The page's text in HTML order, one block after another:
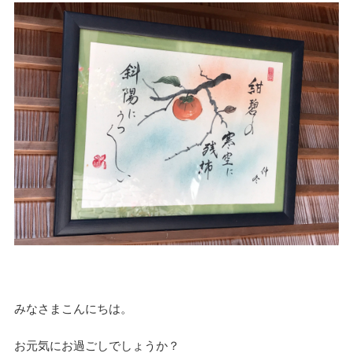
みなさまこんにちは。
お元気にお過ごしでしょうか？